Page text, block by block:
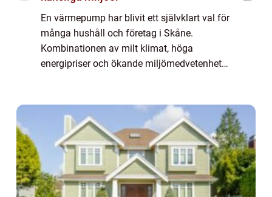
En värmepump har blivit ett självklart val för
många hushåll och företag i Skåne.
Kombinationen av milt klimat, höga
energipriser och ökande miljömedvetenhet